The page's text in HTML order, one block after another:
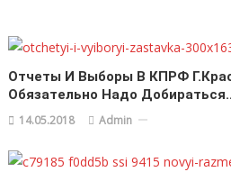
Отчеты И Выборы В КПРФ
Обязательно Надо
14.05.2018 Admin